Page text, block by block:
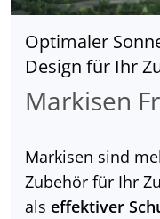
Optimaler
Design für Ihr
Markisen
Markisen sind
Zubehör für Ihr
als effektiver